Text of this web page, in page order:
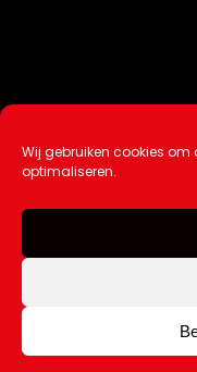
Wij gebruiken cookies om
optimaliseren.